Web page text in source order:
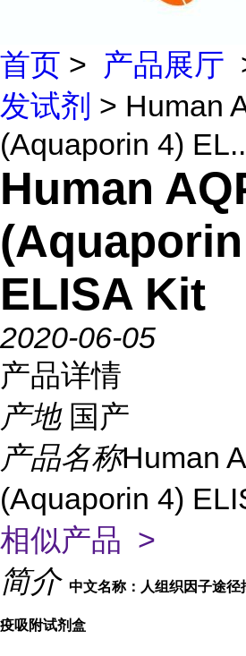
首页 > 产品展厅
发试剂 > Human
(Aquaporin 4)
Human
ELISA Kit
2020-06-05
产品详情
产地 国产
产品名称Human
(Aquaporin 4)
相似产品 >
简介 中文名称：人组织因子途
疫吸附试剂盒